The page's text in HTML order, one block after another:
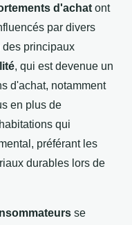
d'achat ont
par divers
des principaux
, qui est devenue un
d'achat, notamment
en plus de
qui
préférant les
durables lors de
se